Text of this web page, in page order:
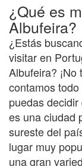
¿Qué es
Albufeira?
¿Estás
visitar en
Albufeira?
contamos
puedas
es una ciudad
sureste del
lugar muy
una gran